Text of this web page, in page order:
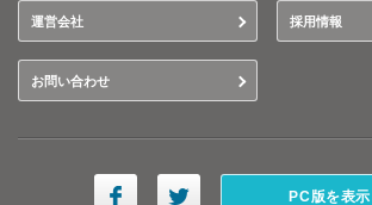
運営会社 採用情報
お問い合わせ
PC版を表示